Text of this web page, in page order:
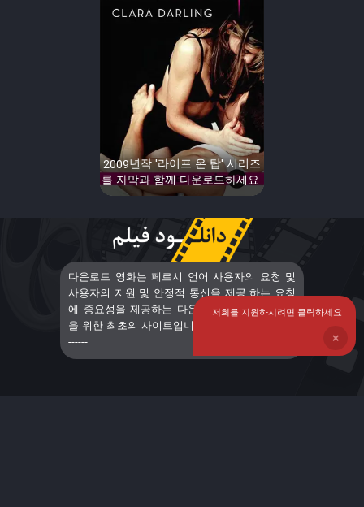
2009년작 '라이프 온 탑' 시리즈
를 자막과 함께 다운로드하세요.
다운로드 영화는 페르시 언어 사용자의 요청 및
사용자의 지원 및 안정적 통신을 제공 하는 요청
에 중요성을 제공하는 다운로드 영화 및 연속물
을 위한 최초의 사이트입니다. 자막 영화< a> ----
------
저희를 지원하시려면 클릭하세요
❌